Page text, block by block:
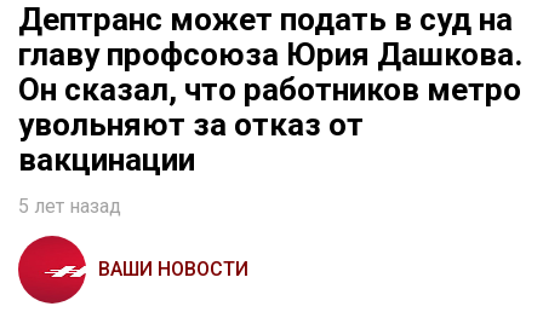
Дептранс может подать в суд на
главу профсоюза Юрия Дашкова.
Он сказал, что работников метро
увольняют за отказ от
вакцинации
5 лет назад
ВАШИ НОВОСТИ